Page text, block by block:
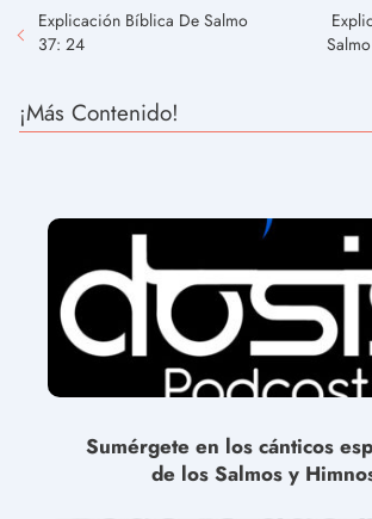
Explicación Bíblica De Salmo
37: 24
¡Más Contenido!
Sumérgete en los cánticos
de los Salmos y